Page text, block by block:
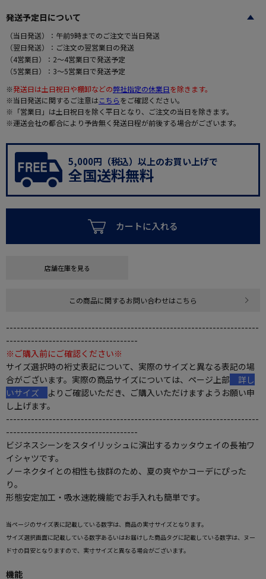
発送予定日について
（当日発送）：午前9時までのご注文で当日発送
（翌日発送）：ご注文の翌営業日の発送
（4営業日）：2～4営業日で発送予定
（5営業日）：3～5営業日で発送予定
※発送日は土日祝日や棚卸などの弊社指定の休業日を除きます。
※当日発送に関するご注意はこちらをご確認ください。
※「営業日」は土日祝日を除く平日となり、ご注文の当日を除きます。
※運送会社の都合により予告無く発送日程が前後する場合がございます。
5,000円（税込）以上のお買い上げで
全国送料無料
カートに入れる
店舗在庫を見る
この商品に関するお問い合わせはこちら
-----------------------------------------------------------------------
-------------------------------------
※ご購入前にご確認ください※
サイズ選択時の裄丈表記について、実際のサイズと異なる表記の場
合がございます。実際の商品サイズについては、ページ上部 詳し
いサイズ よりご確認いただき、ご購入いただけますようお願い申
し上げます。
-----------------------------------------------------------------------
-------------------------------------
ビジネスシーンをスタイリッシュに演出するカッタウェイの長袖ワ
イシャツです。
ノーネクタイとの相性も抜群のため、夏の爽やかコーデにぴった
り。
形態安定加工・吸水速乾機能でお手入れも簡単です。
当ページのサイズ表に記載している数字は、商品の実寸サイズとなります。
サイズ選択画面に記載している数字あるいはお届けした商品タグに記載している数字は、ヌー
ド寸の目安となりますので、実寸サイズと異なる場合がございます。
機能